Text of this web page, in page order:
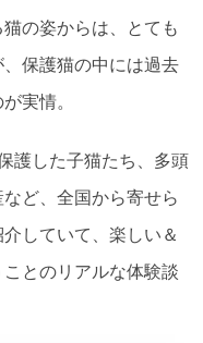
の姿からは、とても
保護猫の中には過去
実情。
護した子猫たち、多頭
ど、全国から寄せら
していて、楽しい＆
とのリアルな体験談